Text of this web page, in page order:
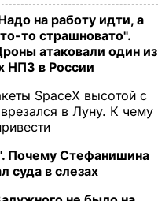
на работу идти, а
то страшновато".
атаковали один из
НПЗ в России
SpaceX высотой с
в Луну. К чему
Почему Стефанишина
суда в слезах